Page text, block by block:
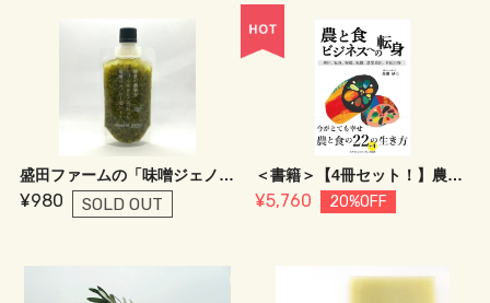
盛田ファームの「味噌ジェノベーゼソース」
¥980 SOLD OUT
＜書籍＞【4冊セット！】農と食ビジネスへの転身～移住、転身、帰郷、転職、農業進出、再起の時～
¥5,760 20%OFF